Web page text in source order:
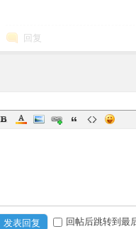
回复
发表回复 回帖后跳转到最